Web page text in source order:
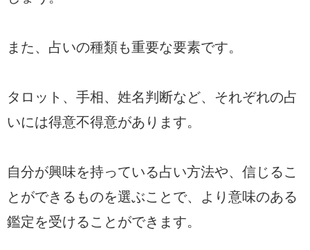
また、占いの種類も重要な要素です。
タロット、手相、姓名判断など、それぞれの占
いには得意不得意があります。
自分が興味を持っている占い方法や、信じるこ
とができるものを選ぶことで、より意味のある
鑑定を受けることができます。